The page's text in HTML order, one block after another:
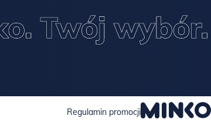
Regulamin promocji